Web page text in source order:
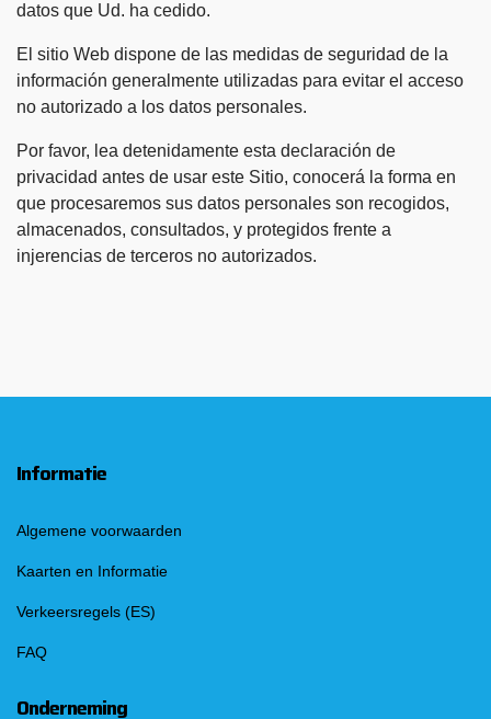
datos que Ud. ha cedido.
El sitio Web dispone de las medidas de seguridad de la
información generalmente utilizadas para evitar el acceso
no autorizado a los datos personales.
Por favor, lea detenidamente esta declaración de
privacidad antes de usar este Sitio, conocerá la forma en
que procesaremos sus datos personales son recogidos,
almacenados, consultados, y protegidos frente a
injerencias de terceros no autorizados.
Informatie
Algemene voorwaarden
Kaarten en Informatie
Verkeersregels (ES)
FAQ
Onderneming